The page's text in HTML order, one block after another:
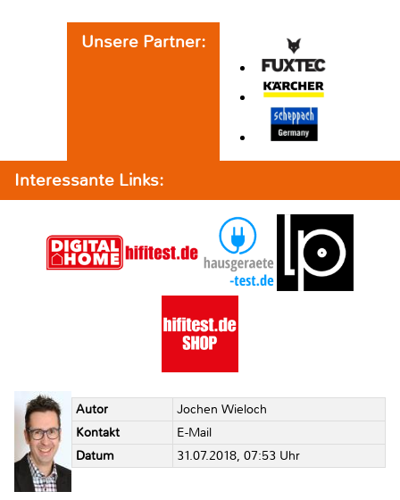
Unsere Partner:
Interessante Links:
Autor
Jochen Wieloch
Kontakt
E-Mail
Datum
31.07.2018, 07:53 Uhr